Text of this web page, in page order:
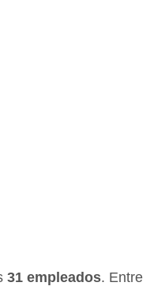
31 empleados. Entre